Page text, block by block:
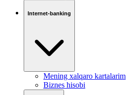
Internet-banking
Mening xalqaro kartalarim
Biznes hisobi